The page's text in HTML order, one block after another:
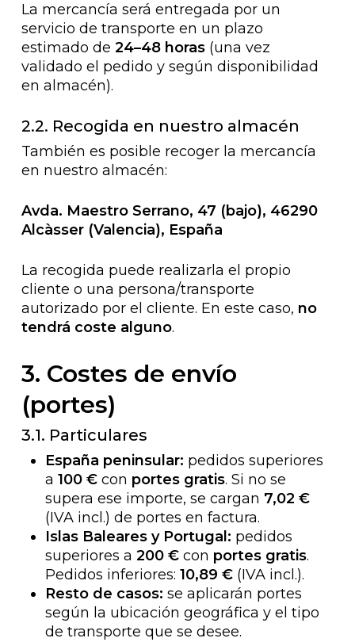
La mercancía será entregada por un
servicio de transporte en un plazo
estimado de 24–48 horas(una vez
validado el pedido y según disponibilidad
en almacén).
2.2. Recogida en nuestro almacén
También es posible recoger la mercancía
en nuestro almacén:
Avda. Maestro Serrano, 47 (bajo), 46290
Alcàsser (Valencia), España
La recogida puede realizarla el propio
cliente o una persona/transporte
autorizado por el cliente. En este caso, no
tendrá coste alguno.
3. Costes de envío
(portes)
3.1. Particulares
España peninsular: pedidos superiores
a 100 €con portes gratis. Si no se
supera ese importe, se cargan 7,02 €
(IVA incl.) de portes en factura.
Islas Baleares y Portugal: pedidos
superiores a 200 €con portes gratis.
Pedidos inferiores: 10,89 €(IVA incl.).
Resto de casos: se aplicarán portes
según la ubicación geográfica y el tipo
de transporte que se desee.